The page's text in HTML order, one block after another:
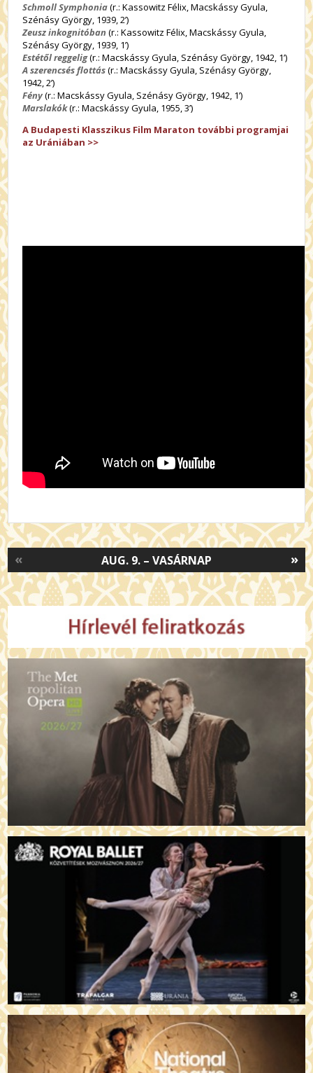
Schmoll Symphonia(r.: Kassowitz Félix, Macskássy Gyula,
Szénásy György, 1939, 2’)
Zeusz inkognitóban (r.: Kassowitz Félix, Macskássy Gyula,
Szénásy György, 1939, 1’)
Estétől reggelig(r.: Macskássy Gyula, Szénásy György, 1942, 1’)
A szerencsés flottás(r.: Macskássy Gyula, Szénásy György,
1942, 2’)
Fény(r.: Macskássy Gyula, Szénásy György, 1942, 1’)
Marslakók(r.: Macskássy Gyula, 1955, 3’)
A Budapesti Klasszikus Film Maraton további programjai
az Urániában >>
»
AUG. 9. – VASÁRNAP
«